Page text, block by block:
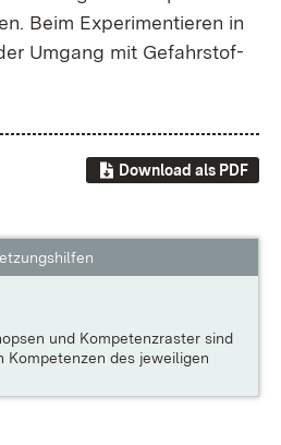
Beim Ex­pe­ri­men­tie­ren in
Um­gang mit Ge­fahr­stof­
Download als PDF
und Kompetenzraster sind
Kompetenzen des jeweiligen